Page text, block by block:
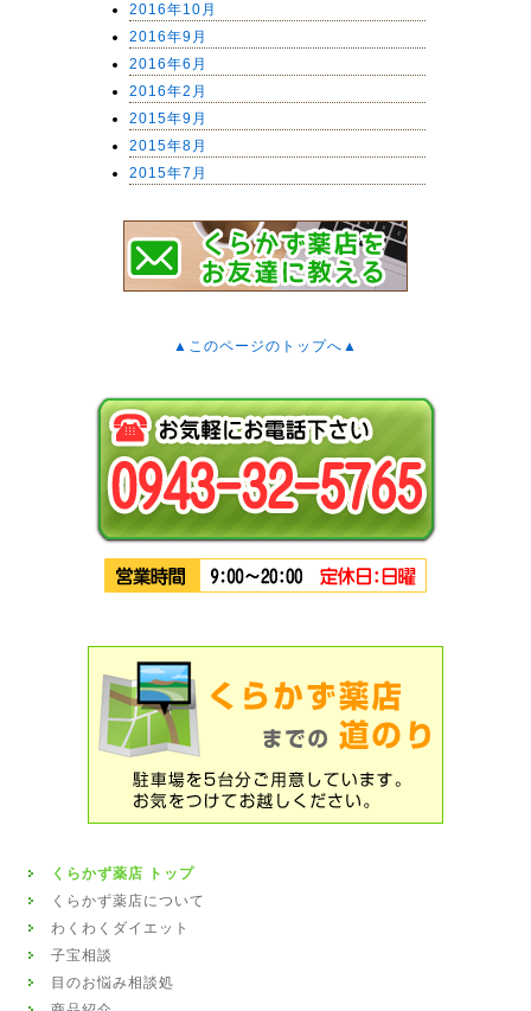
2016年10月
2016年9月
2016年6月
2016年2月
2015年9月
2015年8月
2015年7月
▲このページのトップへ▲
くらかず薬店 トップ
くらかず薬店について
わくわくダイエット
子宝相談
目のお悩み相談処